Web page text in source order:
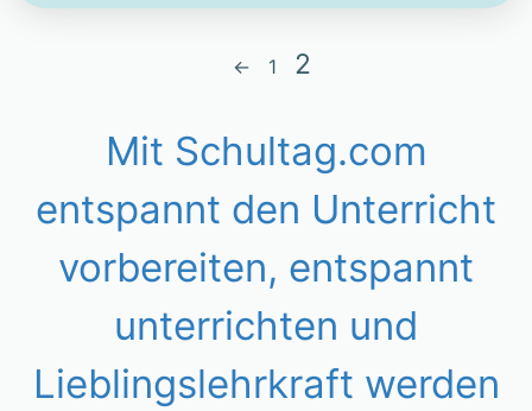
← 1 2
Mit Schultag.com
entspannt den Unterricht
vorbereiten, entspannt
unterrichten und
Lieblingslehrkraft werden